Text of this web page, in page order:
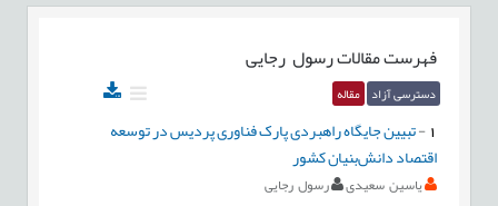
فهرست مقالاترسول رجایی
دسترسی آزاد مقاله
-تبیین جایگاه راهبردی پارک فناوری پردیس در توسعه
اقتصاد دانش‌بنیان کشور
یاسین سعیدی رسول رجایی